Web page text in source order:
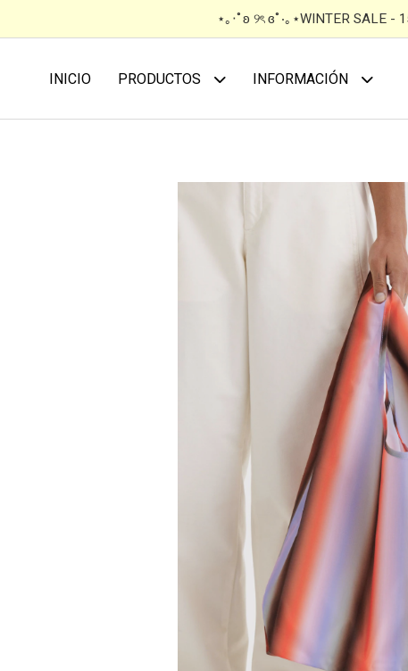
⋆｡‧˚ʚ ୨ৎ ɞ˚‧｡⋆WINTER SALE -
INICIO PRODUCTOS INFORMACIÓN